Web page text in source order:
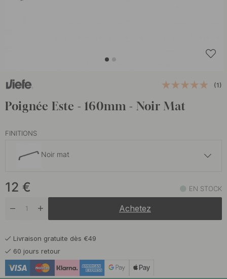
(1)
Poignée Este - 160mm - Noir Mat
FINITIONS
Noir mat
En stock
En stock
Laiton brossé
12 € EN STOCK
Achetez
Livraison gratuite dès €49
60 jours retour